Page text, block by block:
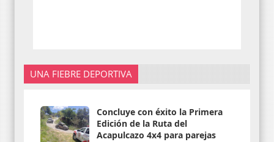
UNA FIEBRE DEPORTIVA
Concluye con éxito la Primera
Edición de la Ruta del
Acapulcazo 4x4 para parejas